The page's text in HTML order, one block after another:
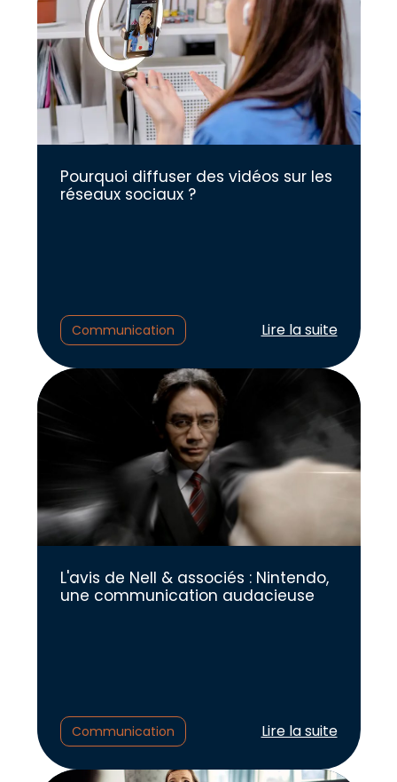
Pourquoi diffuser des vidéos sur les
réseaux sociaux ?
Communication Lire l'article :
Lire la suite
L'avis de Nell & associés : Nintendo,
une communication audacieuse
Communication Lire l'article :
Lire la suite